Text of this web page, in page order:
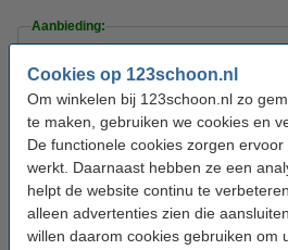
Cookies op 123schoon.nl
Om winkelen bij 123schoon.nl zo
te maken, gebruiken we cookies en
De functionele cookies zorgen
werkt. Daarnaast hebben ze een
helpt de website continu te
alleen advertenties zien die
willen daarom cookies gebruiken om
Aanbieding:
8 flessen - 4000 ml
Bestel mee:
The Pink Stuff Vloeibaar
€ 5,99